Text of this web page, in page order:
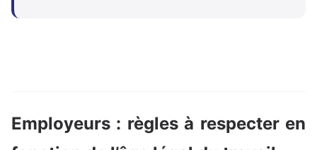
Employeurs : règles à respecter en